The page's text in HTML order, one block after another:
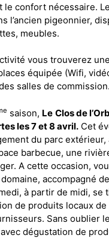
confort nécessaire.
l’ancien pigeonnier,
meubles.
vous trouverez
équipée (Wifi,
salles de commission.
saison, Le Clos de
les 7 et 8 avril. Cet
du parc extérieur,
barbecue, une
A cette occasion,
accompagné
à partir de midi, se
de produits locaux de
Sans oublier
dégustation de